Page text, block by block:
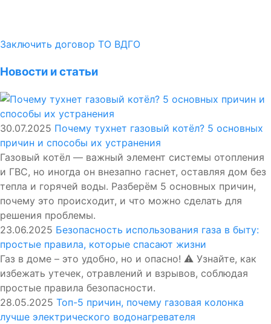
Заключить договор ТО ВДГО
Новости и статьи
30.07.2025 Почему тухнет газовый котёл? 5 основных
причин и способы их устранения
Газовый котёл — важный элемент системы отопления
и ГВС, но иногда он внезапно гаснет, оставляя дом без
тепла и горячей воды. Разберём 5 основных причин,
почему это происходит, и что можно сделать для
решения проблемы.
23.06.2025 Безопасность использования газа в быту:
простые правила, которые спасают жизни
Газ в доме – это удобно, но и опасно! ⚠️ Узнайте, как
избежать утечек, отравлений и взрывов, соблюдая
простые правила безопасности.
28.05.2025 Топ-5 причин, почему газовая колонка
лучше электрического водонагревателя